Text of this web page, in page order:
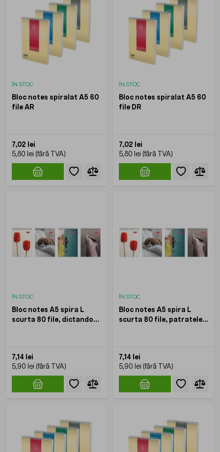
ÎN STOC
Bloc notes spiralat A5 60
file AR
7,02 lei
5,80 lei
ÎN STOC
Bloc notes spiralat A5 60
file DR
7,02 lei
5,80 lei
ÎN STOC
Bloc notes A5 spira L
scurta 80 file, dictando
7,14 lei
5,90 lei
ÎN STOC
Bloc notes A5 spira L
scurta 80 file, patratele
7,14 lei
5,90 lei